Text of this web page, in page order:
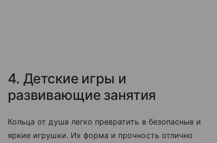
4. Детские игры и
развивающие занятия
Кольца от душа легко превратить в безопасные и
яркие игрушки. Их форма и прочность отлично